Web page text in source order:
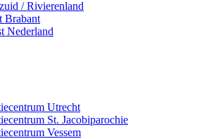
/ Rivierenland
Brabant
Nederland
Utrecht
St. Jacobiparochie
Vessem